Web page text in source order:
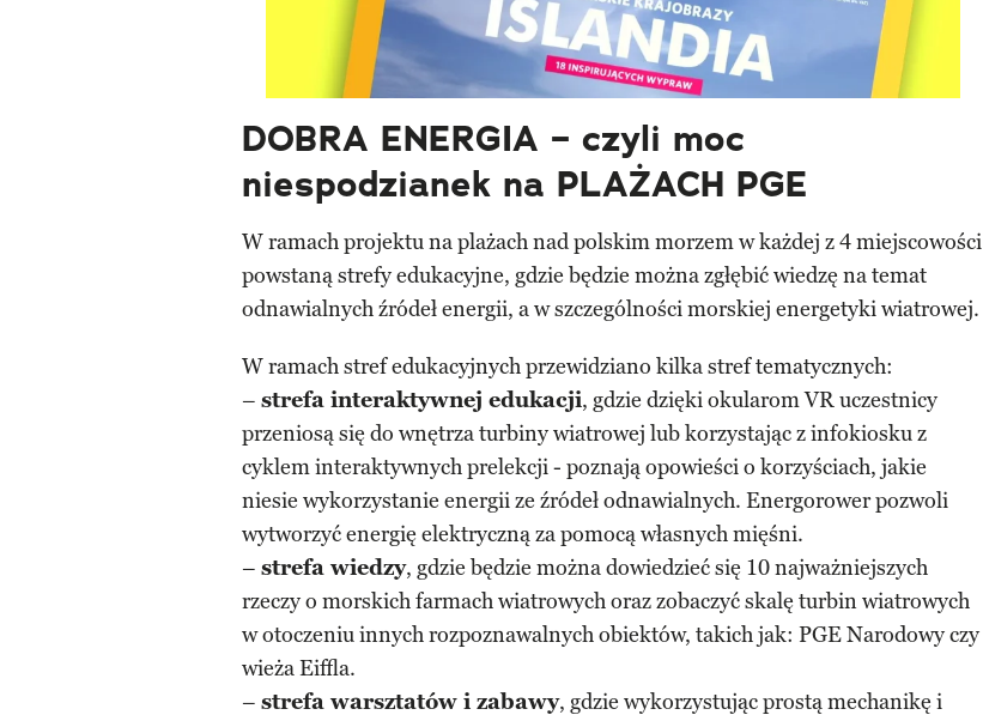
DOBRA ENERGIA – czyli moc
niespodzianek na PLAŻACH PGE
W ramach projektu na plażach nad polskim morzem w każdej z 4 miejscowości
powstaną strefy edukacyjne, gdzie będzie można zgłębić wiedzę na temat
odnawialnych źródeł energii, a w szczególności morskiej energetyki wiatrowej.
W ramach stref edukacyjnych przewidziano kilka stref tematycznych:
– strefa interaktywnej edukacji, gdzie dzięki okularom VR uczestnicy
przeniosą się do wnętrza turbiny wiatrowej lub korzystając z infokiosku z
cyklem interaktywnych prelekcji - poznają opowieści o korzyściach, jakie
niesie wykorzystanie energii ze źródeł odnawialnych. Energorower pozwoli
wytworzyć energię elektryczną za pomocą własnych mięśni.
– strefa wiedzy, gdzie będzie można dowiedzieć się 10 najważniejszych
rzeczy o morskich farmach wiatrowych oraz zobaczyć skalę turbin wiatrowych
w otoczeniu innych rozpoznawalnych obiektów, takich jak: PGE Narodowy czy
wieża Eiffla.
– strefa warsztatów i zabawy, gdzie wykorzystując prostą mechanikę i